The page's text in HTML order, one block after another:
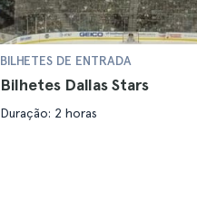
BILHETES DE ENTRADA
Bilhetes Dallas Stars
Duração: 2 horas